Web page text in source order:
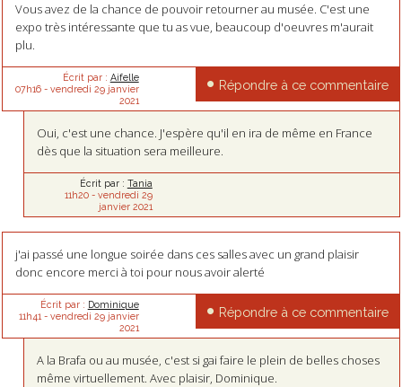
Vous avez de la chance de pouvoir retourner au musée. C'est une
expo très intéressante que tu as vue, beaucoup d'oeuvres m'aurait
plu.
Écrit par : Aifelle
07h16- vendredi 29 janvier
2021
Répondre à ce commentaire
Oui, c'est une chance. J'espère qu'il en ira de même en France
dès que la situation sera meilleure.
Écrit par : Tania
11h20- vendredi 29
janvier 2021
j'ai passé une longue soirée dans ces salles avec un grand plaisir
donc encore merci à toi pour nous avoir alerté
Écrit par : Dominique
11h41 - vendredi 29 janvier
2021
Répondre à ce commentaire
A la Brafa ou au musée, c'est si gai faire le plein de belles choses
même virtuellement. Avec plaisir, Dominique.